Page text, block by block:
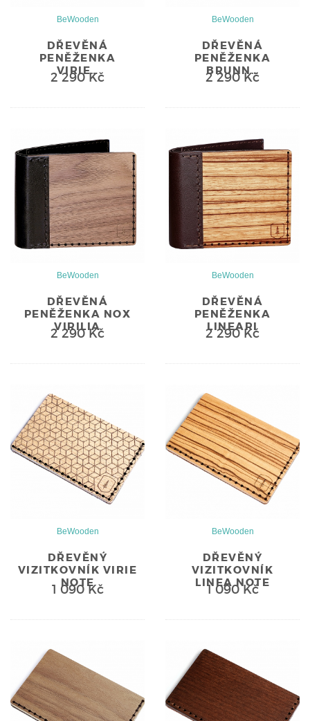
BeWooden
DŘEVĚNÁ
PENĚŽENKA
VIRIE…
2 290 Kč
BeWooden
DŘEVĚNÁ
PENĚŽENKA
BRUNN…
2 290 Kč
BeWooden
DŘEVĚNÁ
PENĚŽENKA NOX
VIRILIA
2 290 Kč
BeWooden
DŘEVĚNÁ
PENĚŽENKA
LINEARI
2 290 Kč
BeWooden
DŘEVĚNÝ
VIZITKOVNÍK VIRIE
NOTE
1 090 Kč
BeWooden
DŘEVĚNÝ
VIZITKOVNÍK
LINEA NOTE
1 090 Kč